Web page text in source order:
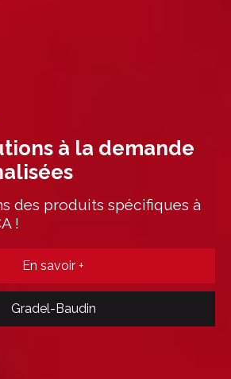
à la demande
des produits spécifiques à
!
En savoir +
Gradel-Baudin